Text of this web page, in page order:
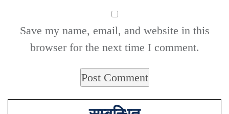
Save my name, email, and website in this
browser for the next time I comment.